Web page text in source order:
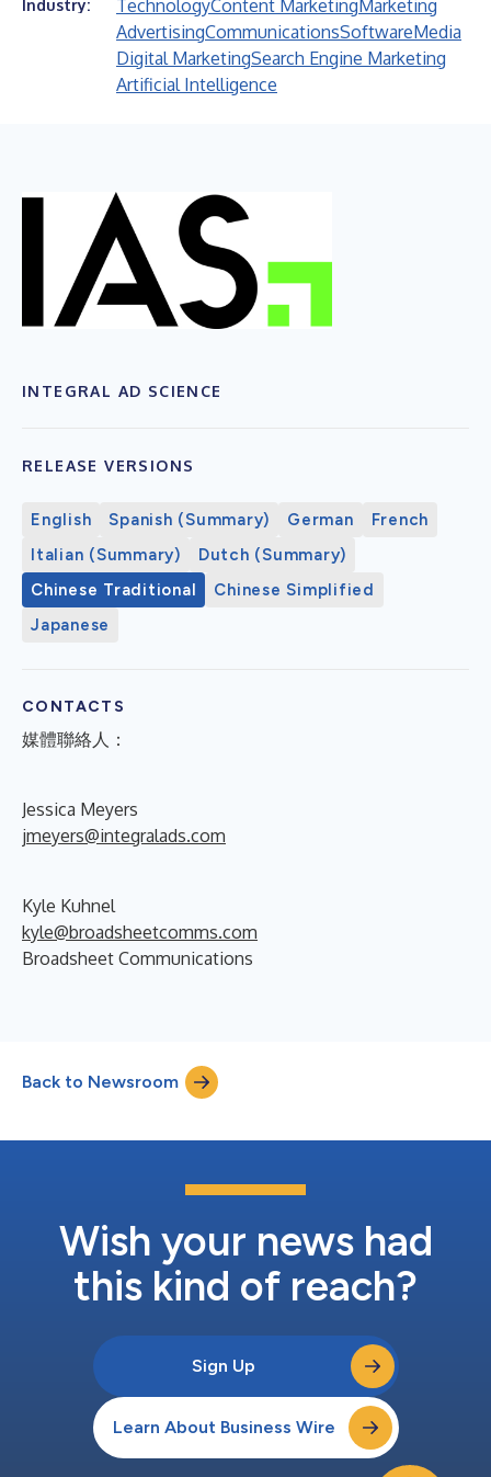
Industry: TechnologyContent Marketing Marketing
AdvertisingCommunicationsSoftwareMedia
Digital MarketingSearch Engine Marketing
Artificial Intelligence
INTEGRAL AD SCIENCE
RELEASE VERSIONS
English Spanish (Summary) German
French
Italian (Summary)
Dutch (Summary)
Chinese Traditional
Chinese Simplified
Japanese
CONTACTS
媒體聯絡人：
Jessica Meyers
jmeyers@integralads.com
Kyle Kuhnel
kyle@broadsheetcomms.com
Broadsheet Communications
Back to Newsroom
Wish your news had
this kind of reach?
Sign Up
Learn About Business Wire